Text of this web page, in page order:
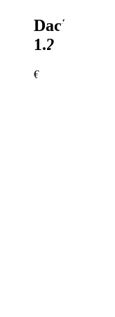
Dacia
1.2 ECO-
€ 16 990,-
émissions
émissions